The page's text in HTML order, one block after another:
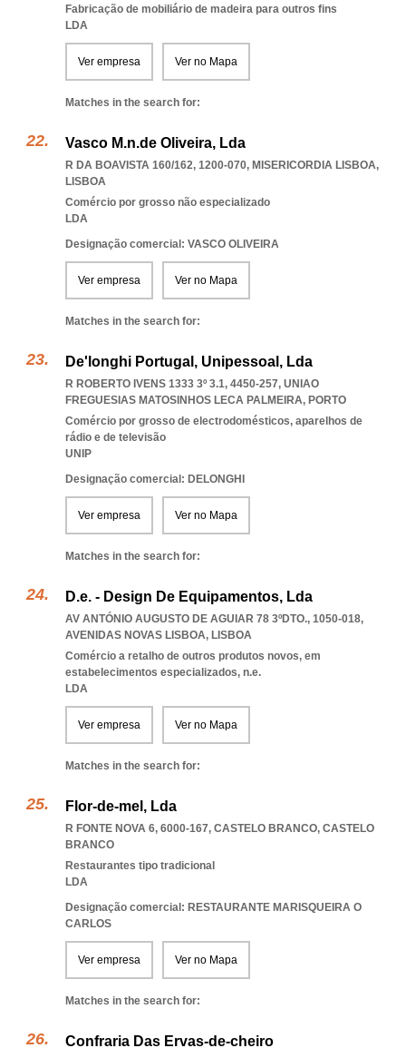
Fabricação de mobiliário de madeira para outros fins
LDA
Ver empresa Ver no Mapa
Matches in the search for:
Vasco M.n.de Oliveira, Lda
R DA BOAVISTA 160/162, 1200-070, MISERICORDIA LISBOA,
LISBOA
Comércio por grosso não especializado
LDA
Designação comercial: VASCO OLIVEIRA
Ver empresa Ver no Mapa
Matches in the search for:
De'longhi Portugal, Unipessoal, Lda
R ROBERTO IVENS 1333 3º 3.1, 4450-257, UNIAO
FREGUESIAS MATOSINHOS LECA PALMEIRA, PORTO
Comércio por grosso de electrodomésticos, aparelhos de
rádio e de televisão
UNIP
Designação comercial: DELONGHI
Ver empresa Ver no Mapa
Matches in the search for:
D.e. - Design De Equipamentos, Lda
AV ANTÓNIO AUGUSTO DE AGUIAR 78 3ºDTO., 1050-018,
AVENIDAS NOVAS LISBOA, LISBOA
Comércio a retalho de outros produtos novos, em
estabelecimentos especializados, n.e.
LDA
Ver empresa Ver no Mapa
Matches in the search for:
Flor-de-mel, Lda
R FONTE NOVA 6, 6000-167, CASTELO BRANCO, CASTELO
BRANCO
Restaurantes tipo tradicional
LDA
Designação comercial: RESTAURANTE MARISQUEIRA O
CARLOS
Ver empresa Ver no Mapa
Matches in the search for:
Confraria Das Ervas-de-cheiro